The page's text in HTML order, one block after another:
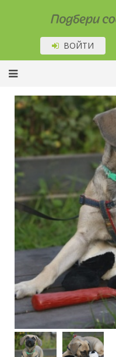
Подбери собаку!
ВОЙТИ